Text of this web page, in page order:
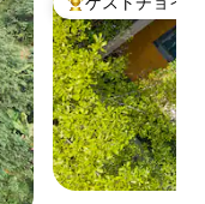
大好評のゲスト